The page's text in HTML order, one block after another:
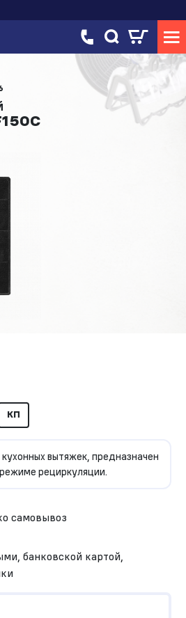
КП
вытяжек, предназначен
рециркуляции.
самовывоз
банковской картой,